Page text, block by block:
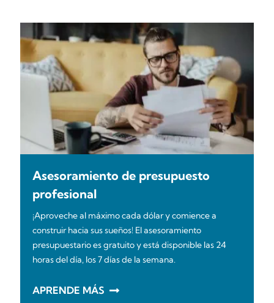
Asesoramiento de presupuesto
profesional
¡Aproveche al máximo cada dólar y comience a
construir hacia sus sueños! El asesoramiento
presupuestario es gratuito y está disponible las 24
horas del día, los 7 días de la semana.
APRENDE MÁS